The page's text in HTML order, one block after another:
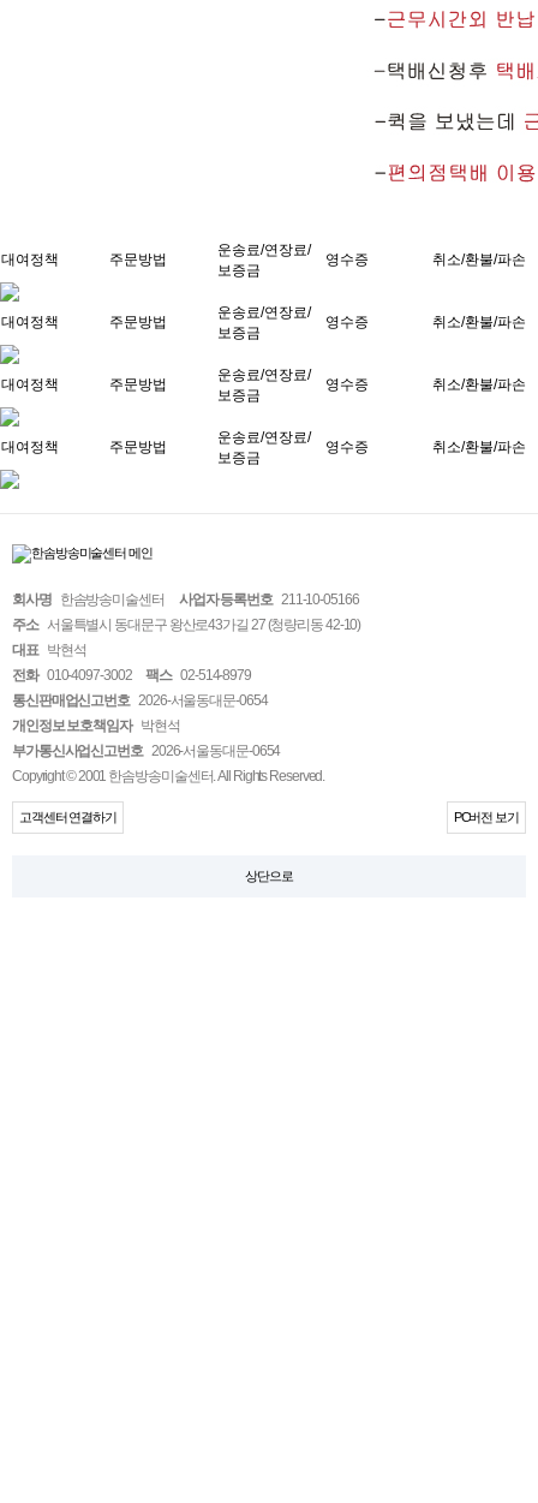
대여정책 주문방법
운송료/연장료/
보증금
영수증 취소/환불/파손
대여정책 주문방법
운송료/연장료/
보증금
영수증 취소/환불/파손
대여정책 주문방법
운송료/연장료/
보증금
영수증 취소/환불/파손
대여정책 주문방법
운송료/연장료/
보증금
영수증 취소/환불/파손
회사명 한솜방송미술센터 사업자 등록번호 211-10-05166
주소 서울특별시 동대문구 왕산로43가길 27 (청량리동 42-10)
대표 박현석
전화 010-4097-3002 팩스 02-514-8979
통신판매업신고번호 2026-서울동대문-0654
개인정보 보호책임자 박현석
부가통신사업신고번호 2026-서울동대문-0654
Copyright © 2001 한솜방송미술센터. All Rights Reserved.
고객센터 연결하기 PC버전 보기
상단으로